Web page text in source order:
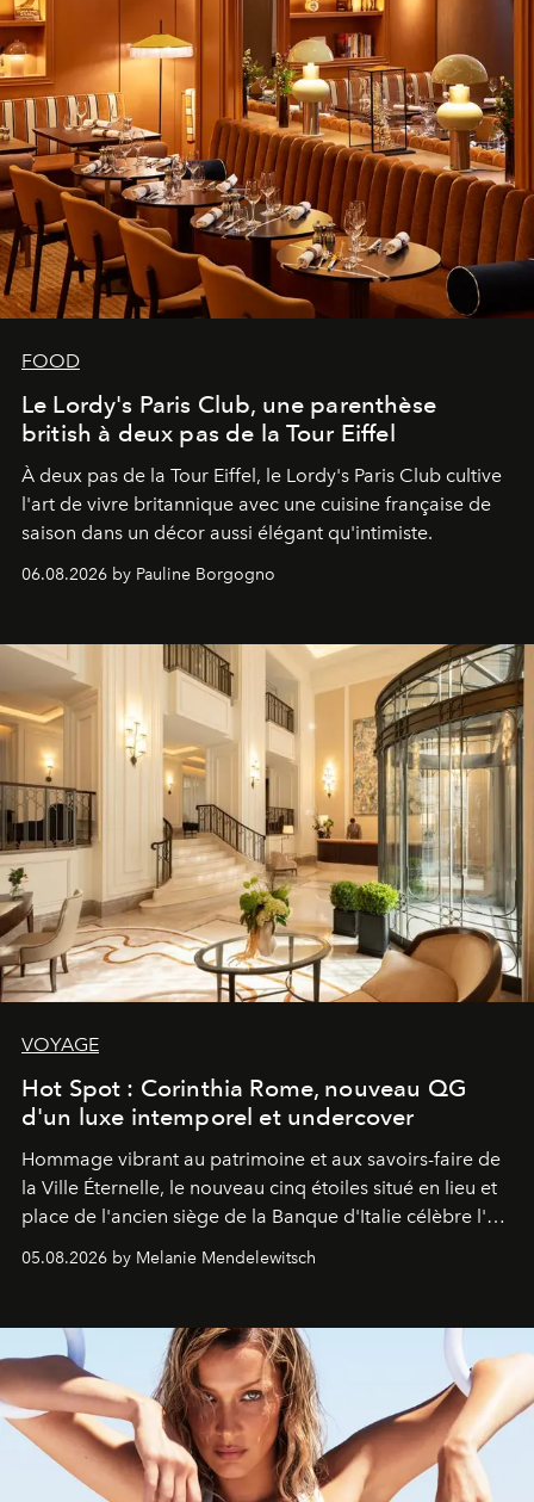
FOOD
Le Lordy's Paris Club, une parenthèse
british à deux pas de la Tour Eiffel
À deux pas de la Tour Eiffel, le Lordy's Paris Club cultive
l'art de vivre britannique avec une cuisine française de
saison dans un décor aussi élégant qu'intimiste.
06.08.2026 by Pauline Borgogno
VOYAGE
Hot Spot : Corinthia Rome, nouveau QG
d'un luxe intemporel et undercover
Hommage vibrant au patrimoine et aux savoirs-faire de
la Ville Éternelle, le nouveau cinq étoiles situé en lieu et
place de l'ancien siège de la Banque d'Italie célèbre l'art
05.08.2026 by Melanie Mendelewitsch